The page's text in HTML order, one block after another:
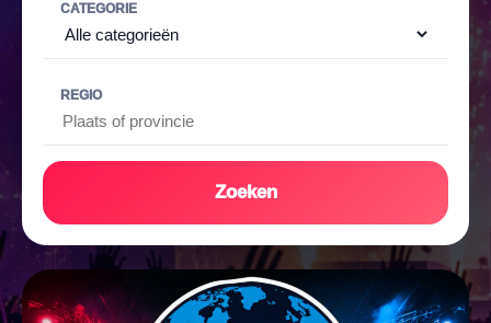
CATEGORIE
REGIO
Zoeken